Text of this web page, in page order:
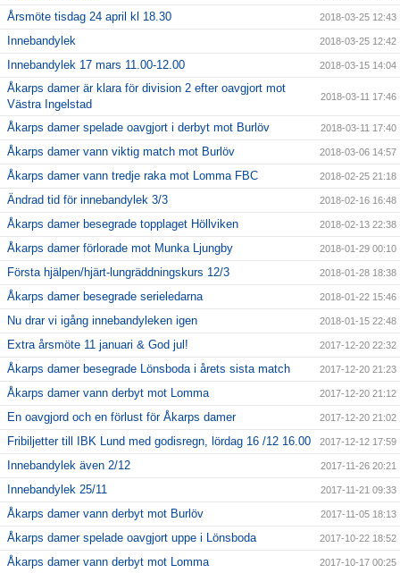
Årsmöte tisdag 24 april kl 18.30 2018-03-25 12:43
Innebandylek 2018-03-25 12:42
Innebandylek 17 mars 11.00-12.00 2018-03-15 14:04
Åkarps damer är klara för division 2 efter oavgjort mot
Västra Ingelstad
2018-03-11 17:46
Åkarps damer spelade oavgjort i derbyt mot Burlöv 2018-03-11 17:40
Åkarps damer vann viktig match mot Burlöv 2018-03-06 14:57
Åkarps damer vann tredje raka mot Lomma FBC 2018-02-25 21:18
Ändrad tid för innebandylek 3/3 2018-02-16 16:48
Åkarps damer besegrade topplaget Höllviken 2018-02-13 22:38
Åkarps damer förlorade mot Munka Ljungby 2018-01-29 00:10
Första hjälpen/hjärt-lungräddningskurs 12/3 2018-01-28 18:38
Åkarps damer besegrade serieledarna 2018-01-22 15:46
Nu drar vi igång innebandyleken igen 2018-01-15 22:48
Extra årsmöte 11 januari & God jul! 2017-12-20 22:32
Åkarps damer besegrade Lönsboda i årets sista match 2017-12-20 21:23
Åkarps damer vann derbyt mot Lomma 2017-12-20 21:12
En oavgjord och en förlust för Åkarps damer 2017-12-20 21:02
Fribiljetter till IBK Lund med godisregn, lördag 16 /12 16.00 2017-12-12 17:59
Innebandylek även 2/12 2017-11-26 20:21
Innebandylek 25/11 2017-11-21 09:33
Åkarps damer vann derbyt mot Burlöv 2017-11-05 18:13
Åkarps damer spelade oavgjort uppe i Lönsboda 2017-10-22 18:52
Åkarps damer vann derbyt mot Lomma 2017-10-17 00:25